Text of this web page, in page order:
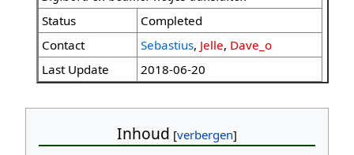
Status
Completed
Contact
Sebastius, Jelle, Dave_o
Last Update
2018-06-20
Inhoud